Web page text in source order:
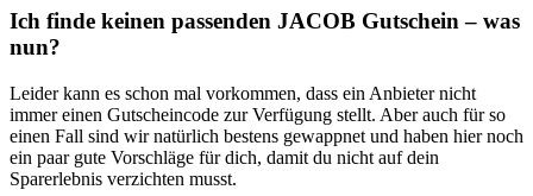
Ich finde keinen passenden JACOB Gutschein – was
nun?
Leider kann es schon mal vorkommen, dass ein Anbieter nicht
immer einen Gutscheincode zur Verfügung stellt. Aber auch für so
einen Fall sind wir natürlich bestens gewappnet und haben hier noch
ein paar gute Vorschläge für dich, damit du nicht auf dein
Sparerlebnis verzichten musst.